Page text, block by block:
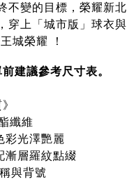
變的目標，榮耀新北
穿上「城市版」球衣與
城榮耀 ！
建議參考尺寸表。
纖維
彩光澤艷麗
漸層羅紋點綴
與背號